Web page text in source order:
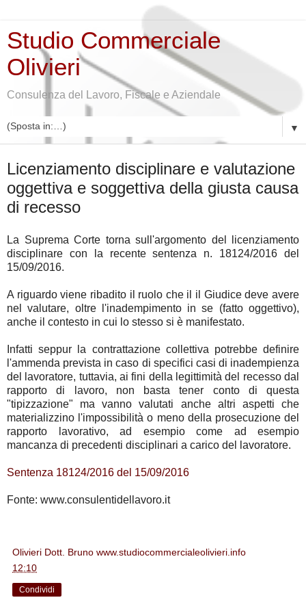
Studio Commerciale
Olivieri
Consulenza del Lavoro, Fiscale e Aziendale
▼
Licenziamento disciplinare e valutazione
oggettiva e soggettiva della giusta causa
di recesso
La Suprema Corte torna sull'argomento del licenziamento
disciplinare con la recente sentenza n. 18124/2016 del
15/09/2016.
A riguardo viene ribadito il ruolo che il il Giudice deve avere
nel valutare, oltre l'inadempimento in se (fatto oggettivo),
anche il contesto in cui lo stesso si è manifestato.
Infatti seppur la contrattazione collettiva potrebbe definire
l'ammenda prevista in caso di specifici casi di inadempienza
del lavoratore, tuttavia, ai fini della legittimità del recesso dal
rapporto di lavoro, non basta tener conto di questa
"tipizzazione" ma vanno valutati anche altri aspetti che
materializzino l'impossibilità o meno della prosecuzione del
rapporto lavorativo, ad esempio come ad esempio
mancanza di precedenti disciplinari a carico del lavoratore.
Sentenza 18124/2016 del 15/09/2016
Fonte: www.consulentidellavoro.it
Olivieri Dott. Bruno www.studiocommercialeolivieri.info
12:10
Condividi